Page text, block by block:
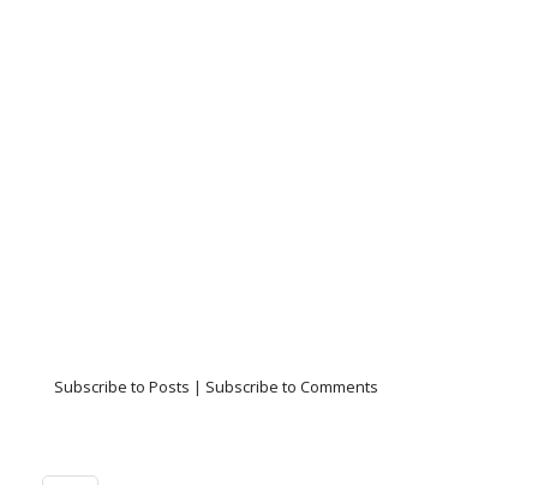
Subscribe to Posts | Subscribe to Comments